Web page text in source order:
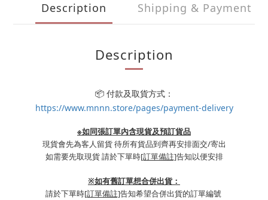
Description Shipping & Payment
Description
📦 付款及取貨方式：
https://www.mnnn.store/pages/payment-delivery
※如同張訂單內含現貨及預訂貨品
現貨會先為客人留貨 待所有貨品到齊再安排面交/寄出
如需要先取現貨 請於下單時[訂單備註]告知以便安排
※如有舊訂單想合併出貨：
請於下單時[訂單備註]告知希望合併出貨的訂單編號